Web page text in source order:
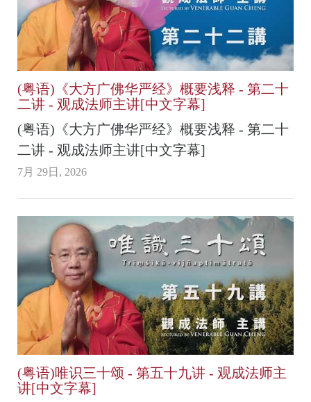
(粤语)《大方广佛华严经》概要浅释 - 第二十
二讲 - 观成法师主讲[中文字幕]
(粤语)《大方广佛华严经》概要浅释 - 第二十
二讲 - 观成法师主讲[中文字幕]
7月 29日, 2026
(粤语)唯识三十颂 - 第五十九讲 - 观成法师主
讲[中文字幕]